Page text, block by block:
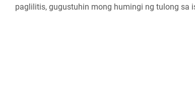
paglilitis, gugustuhin mong humingi ng tulong sa